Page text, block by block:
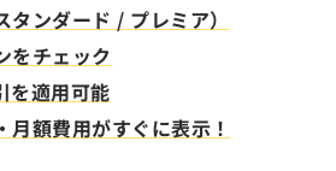
ンダード / プレミア）
をチェック
を適用可能
月額費用がすぐに表示！